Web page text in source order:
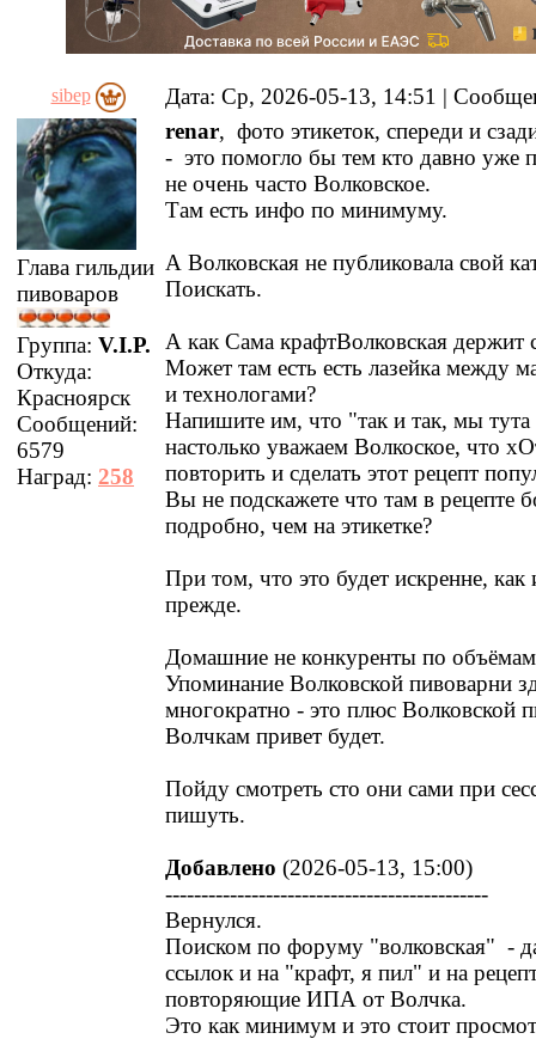
sibep Дата: Ср, 2026-05-13, 14:51 |
Глава гильдии
пивоваров
Группа: V.I.P.
Откуда:
Красноярск
Сообщений:
6579
Наград: 258
renar, фото этикеток, спереди и
- это помогло бы тем кто давно уже
не очень часто Волковское.
Там есть инфо по минимуму.
А Волковская не публиковала свой
Поискать.
А как Сама крафтВолковская держит
Может там есть есть лазейка между
и технологами?
Напишите им, что "так и так, мы
настолько уважаем Волкоское, что
повторить и сделать этот рецепт
Вы не подскажете что там в рецепте
подробно, чем на этикетке?
При том, что это будет искренне,
прежде.
Домашние не конкуренты по
Упоминание Волковской пивоварни
многократно - это плюс Волковской
Волчкам привет будет.
Пойду смотреть сто они сами при
пишуть.
Добавлено (2026-05-13, 15:00)
---------------------------------------------
Вернулся.
Поиском по форуму "волковская" -
ссылок и на "крафт, я пил" и на
повторяющие ИПА от Волчка.
Это как минимум и это стоит